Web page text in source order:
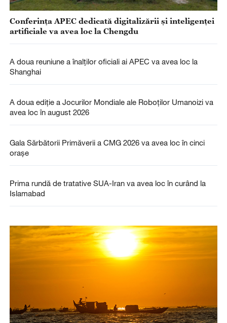
Conferința APEC dedicată digitalizării și inteligenței
artificiale va avea loc la Chengdu
A doua reuniune a înalților oficiali ai APEC va avea loc la
Shanghai
A doua ediție a Jocurilor Mondiale ale Roboților Umanoizi va
avea loc în august 2026
Gala Sărbătorii Primăverii a CMG 2026 va avea loc în cinci
orașe
Prima rundă de tratative SUA-Iran va avea loc în curând la
Islamabad